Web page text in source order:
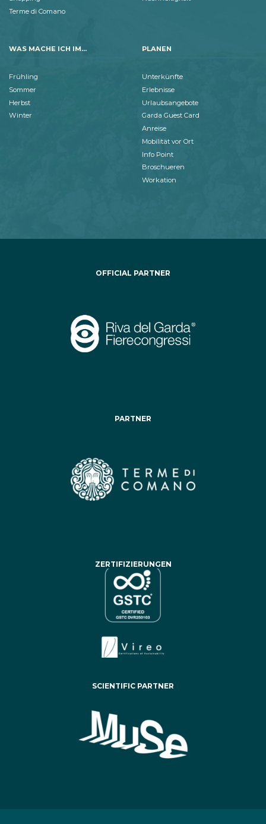
Terme di Comano
WAS MACHE ICH IM...
Frühling
Sommer
Herbst
Winter
PLANEN
Unterkünfte
Erlebnisse
Urlaubsangebote
Garda Guest Card
Anreise
Mobilität vor Ort
Info Point
Broschueren
Workation
OFFICIAL PARTNER
PARTNER
ZERTIFIZIERUNGEN
SCIENTIFIC PARTNER